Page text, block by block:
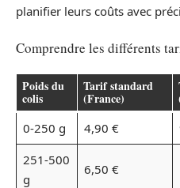
planifier leurs coûts avec
Comprendre les différents
Poids du
colis
Tarif standard
(France)
0-250 g 4,90 €
251-500
g
6,50 €